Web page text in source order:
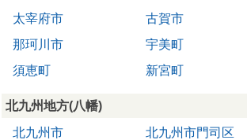
太宰府市
古賀市
那珂川市
宇美町
須恵町
新宮町
北九州地方(八幡)
北九州市
北九州市門司区